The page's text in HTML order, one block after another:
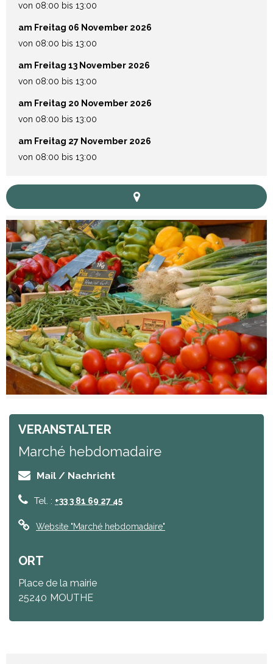
von 08:00 bis 13:00
am Freitag 06 November 2026
von 08:00 bis 13:00
am Freitag 13 November 2026
von 08:00 bis 13:00
am Freitag 20 November 2026
von 08:00 bis 13:00
am Freitag 27 November 2026
von 08:00 bis 13:00
VERANSTALTER
Marché hebdomadaire
Mail / Nachricht
Tel. : +33 3 81 69 27 45
Website "Marché hebdomadaire"
ORT
Place de la mairie
25240 MOUTHE